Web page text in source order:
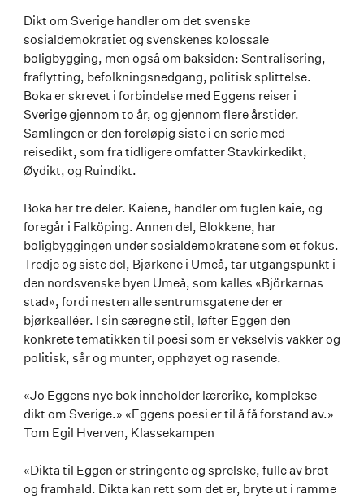
Dikt om Sverige handler om det svenske
sosialdemokratiet og svenskenes kolossale
boligbygging, men også om baksiden: Sentralisering,
fraflytting, befolkningsnedgang, politisk splittelse.
Boka er skrevet i forbindelse med Eggens reiser i
Sverige gjennom to år, og gjennom flere årstider.
Samlingen er den foreløpig siste i en serie med
reisedikt, som fra tidligere omfatter Stavkirkedikt,
Øydikt, og Ruindikt.
Boka har tre deler. Kaiene, handler om fuglen kaie, og
foregår i Falköping. Annen del, Blokkene, har
boligbyggingen under sosialdemokratene som et fokus.
Tredje og siste del, Bjørkene i Umeå, tar utgangspunkt i
den nordsvenske byen Umeå, som kalles «Björkarnas
stad», fordi nesten alle sentrumsgatene der er
bjørkealléer. I sin særegne stil, løfter Eggen den
konkrete tematikken til poesi som er vekselvis vakker og
politisk, sår og munter, opphøyet og rasende.
«Jo Eggens nye bok inneholder lærerike, komplekse
dikt om Sverige.» «Eggens poesi er til å få forstand av.»
Tom Egil Hverven, Klassekampen
«Dikta til Eggen er stringente og sprelske, fulle av brot
og framhald. Dikta kan rett som det er, bryte ut i ramme